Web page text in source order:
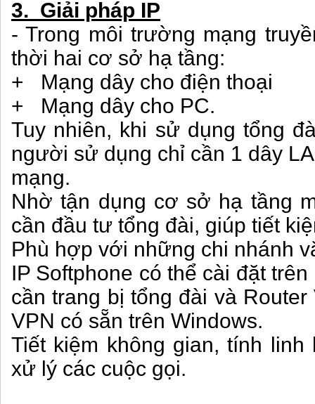
3. Giải pháp IP
- Trong môi trường mạng
thời hai cơ sở hạ tầng:
+ Mạng dây cho điện thoại
+ Mạng dây cho PC.
Tuy nhiên, khi sử dụng tổng
người sử dụng chỉ cần 1 dây
mạng.
Nhờ tận dụng cơ sở hạ tầng
cần đầu tư tổng đài, giúp tiết
Phù hợp với những chi nhánh
IP Softphone có thể cài đặt
cần trang bị tổng đài và
VPN có sẵn trên Windows.
Tiết kiệm không gian, tính
xử lý các cuộc gọi.